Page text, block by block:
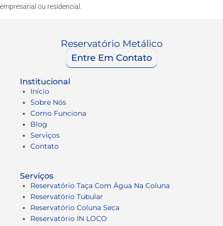
empresarial ou residencial.
Reservatório Metálico
Entre Em Contato
Institucional
Início
Sobre Nós
Como Funciona
Blog
Serviços
Contato
Serviços
Reservatório Taça Com Água Na Coluna
Reservatório Tubular
Reservatório Coluna Seca
Reservatório IN LOCO